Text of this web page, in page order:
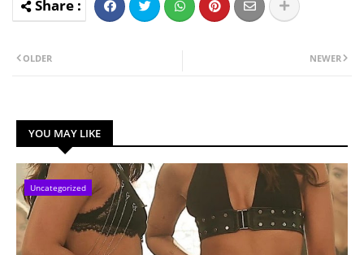
NEWER
OLDER
YOU MAY LIKE
Uncategorized